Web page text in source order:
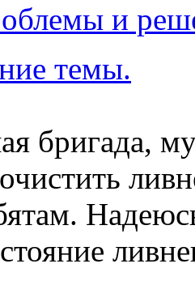
и
темы.
бригада,